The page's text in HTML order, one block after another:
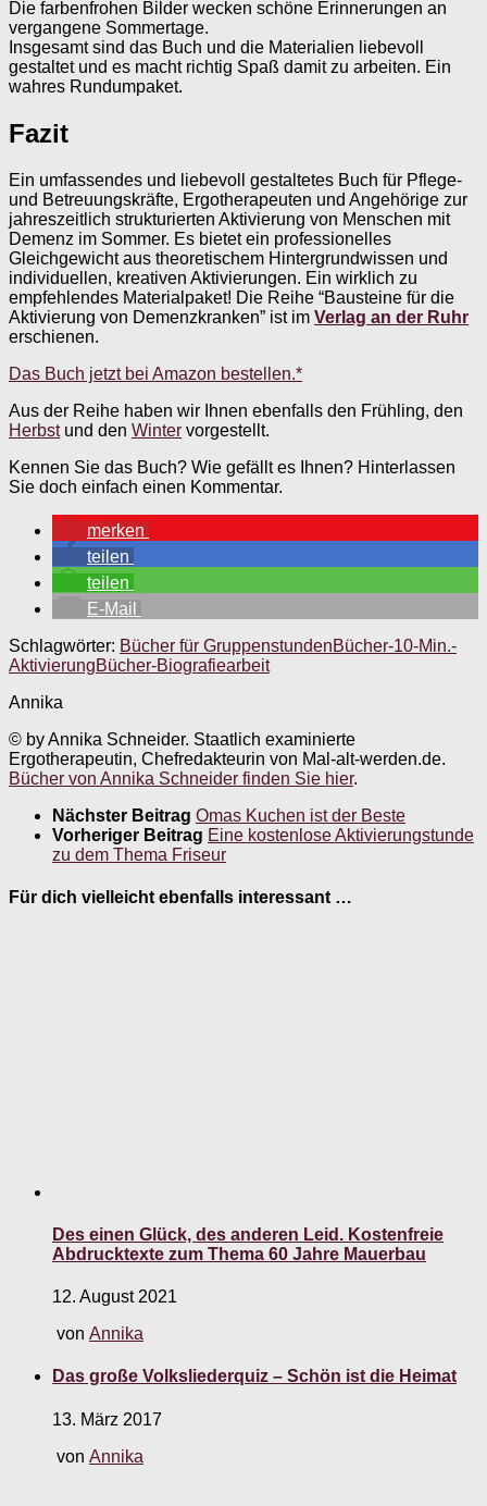
Die farbenfrohen Bilder wecken schöne Erinnerungen an
vergangene Sommertage.
Insgesamt sind das Buch und die Materialien liebevoll
gestaltet und es macht richtig Spaß damit zu arbeiten. Ein
wahres Rundumpaket.
Fazit
Ein umfassendes und liebevoll gestaltetes Buch für Pflege-
und Betreuungskräfte, Ergotherapeuten und Angehörige zur
jahreszeitlich strukturierten Aktivierung von Menschen mit
Demenz im Sommer. Es bietet ein professionelles
Gleichgewicht aus theoretischem Hintergrundwissen und
individuellen, kreativen Aktivierungen. Ein wirklich zu
empfehlendes Materialpaket! Die Reihe “Bausteine für die
Aktivierung von Demenzkranken” ist im Verlag an der Ruhr
erschienen.
Das Buch jetzt bei Amazon bestellen.*
Aus der Reihe haben wir Ihnen ebenfalls den Frühling, den
Herbstund den Winter vorgestellt.
Kennen Sie das Buch? Wie gefällt es Ihnen? Hinterlassen
Sie doch einfach einen Kommentar.
merken
teilen
teilen
E-Mail
Schlagwörter: Bücher für GruppenstundenBücher-10-Min.-
AktivierungBücher-Biografiearbeit
Annika
© by Annika Schneider. Staatlich examinierte
Ergotherapeutin, Chefredakteurin von Mal-alt-werden.de.
Bücher von Annika Schneider finden Sie hier.
Nächster Beitrag Omas Kuchen ist der Beste
Vorheriger Beitrag Eine kostenlose Aktivierungstunde
zu dem Thema Friseur
Für dich vielleicht ebenfalls interessant …
Des einen Glück, des anderen Leid. Kostenfreie
Abdrucktexte zum Thema 60 Jahre Mauerbau
12. August 2021
von Annika
Das große Volksliederquiz – Schön ist die Heimat
13. März 2017
von Annika